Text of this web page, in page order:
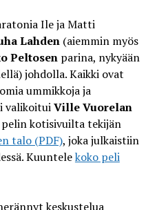
Ile ja Matti
Lahden(aiemmin myös
Peltosenparina, nykyään
johdolla. Kaikki ovat
ummikkoja ja
valikoituiVille Vuorelan
kotisivuilta tekijän
talo (PDF), joka julkaistiin
Kuuntelekoko peli
keskustelua